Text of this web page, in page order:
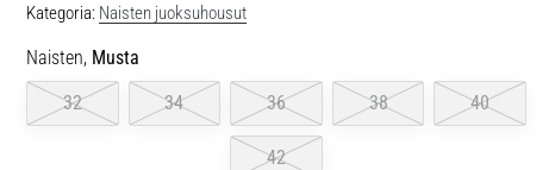
Kategoria: Naisten juoksuhousut
Naisten, Musta
32
34 36 38 40
42